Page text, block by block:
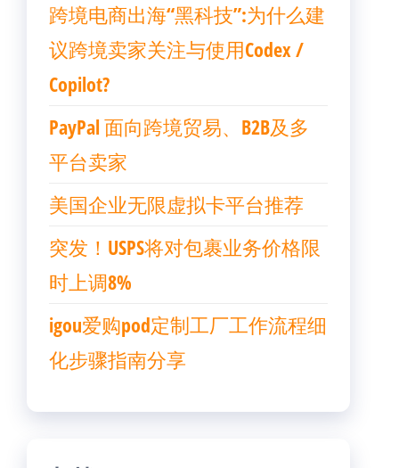
跨境电商出海“黑科技”:为什么建
议跨境卖家关注与使用Codex /
Copilot?
PayPal 面向跨境贸易、B2B及多
平台卖家
美国企业无限虚拟卡平台推荐
突发！USPS将对包裹业务价格限
时上调8%
igou爱购pod定制工厂工作流程细
化步骤指南分享